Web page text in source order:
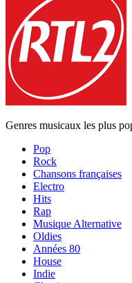
Genres musicaux les plus
Pop
Rock
Chansons françaises
Electro
Hits
Rap
Musique Alternative
Oldies
Années 80
House
Indie